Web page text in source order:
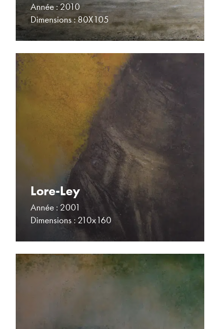
Année : 2010
Dimensions : 80X105
Lore-Ley
Année : 2001
Dimensions : 210x160